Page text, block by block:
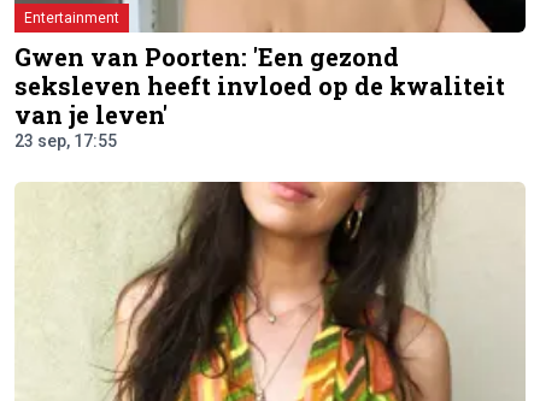
Entertainment
Gwen van Poorten: 'Een gezond
seksleven heeft invloed op de kwaliteit
van je leven'
23 sep, 17:55